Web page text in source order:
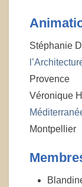
Stéphanie
Provence
Véronique
Montpellier